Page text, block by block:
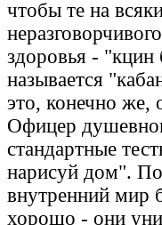
чтобы те на
здоровья -
называется
это, конечно же,
Офицер
стандартные
нарисуй дом". По
внутренний мир
хорошо - они